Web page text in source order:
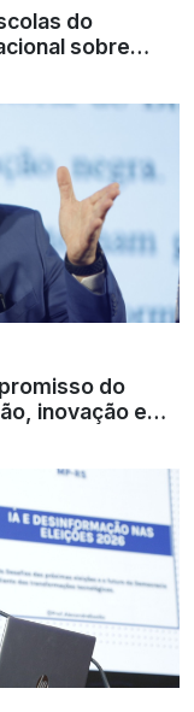
do
sobre
do
inovação e